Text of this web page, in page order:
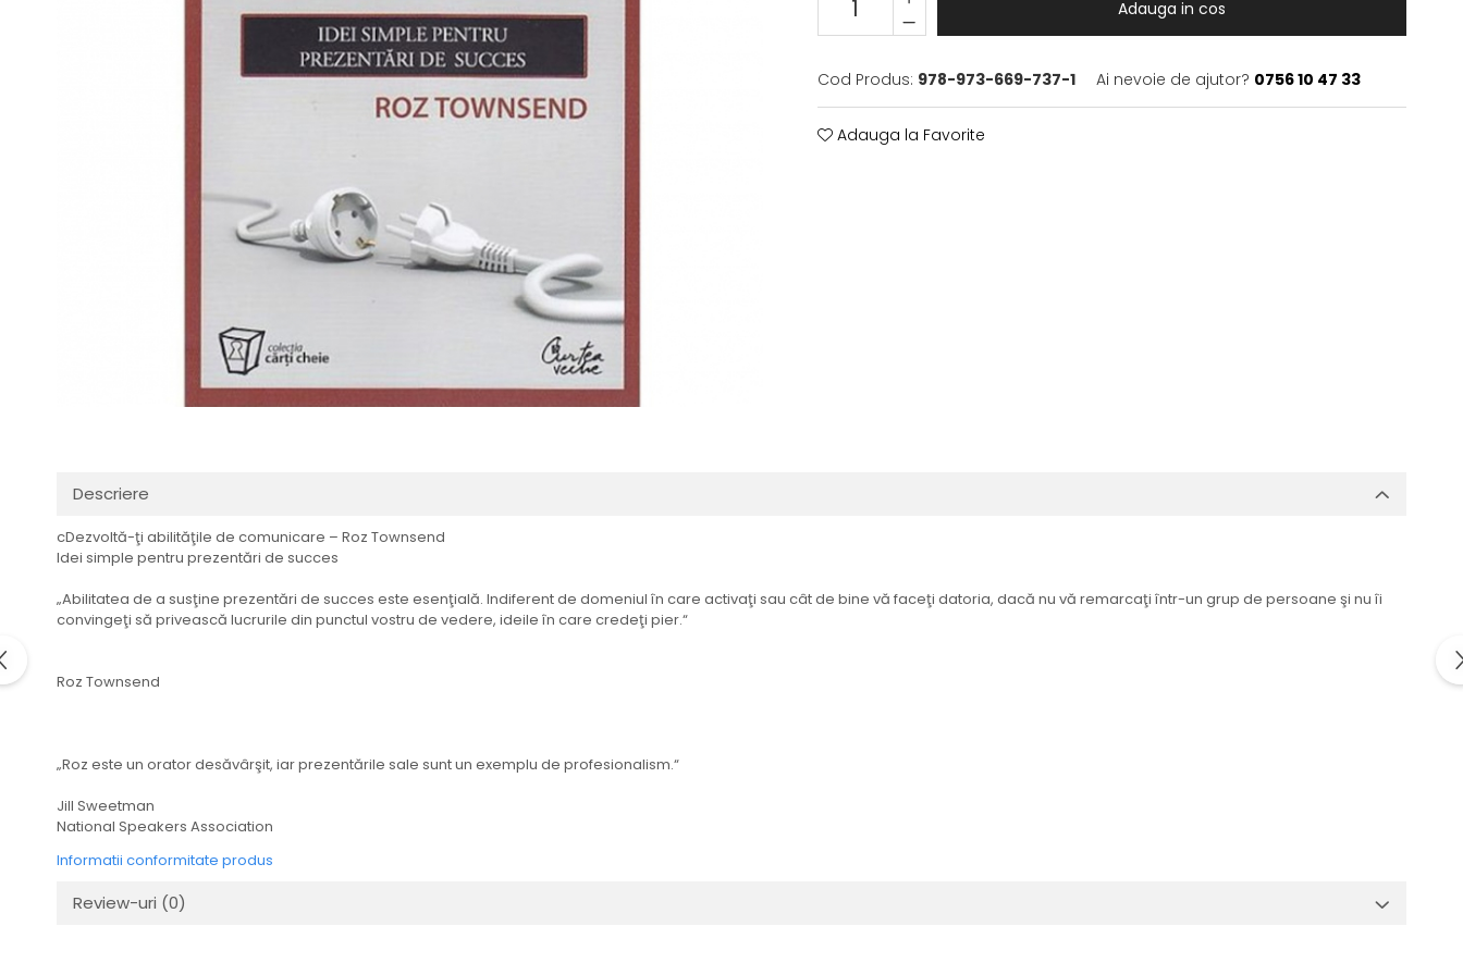
Adauga in cos
Cod Produs: 978-973-669-737-1 Ai nevoie de ajutor? 0756 10 47 33
Adauga la Favorite
Descriere
cDezvoltă-ţi abilităţile de comunicare – Roz Townsend
Idei simple pentru prezentări de succes
„Abilitatea de a susţine prezentări de succes este esenţială. Indiferent de domeniul în care activaţi sau cât de bine vă faceţi datoria, dacă nu vă remarcaţi într-un grup de persoane şi nu îi
convingeţi să privească lucrurile din punctul vostru de vedere, ideile în care credeţi pier.“
Roz Townsend
„Roz este un orator desăvârşit, iar prezentările sale sunt un exemplu de profesionalism.“
Jill Sweetman
National Speakers Association
Informatii conformitate produs
Review-uri (0)